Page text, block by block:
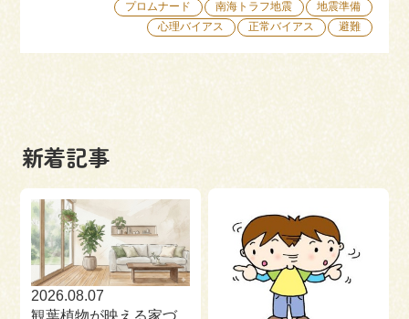
プロムナード 南海トラフ地震
地震準備
心理バイアス
正常バイアス 避難
新着記事
2026.08.07
観葉植物が映える家づ